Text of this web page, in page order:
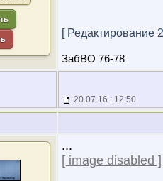
[ Редактирование
ЗабВО 76-78
20.07.16 : 12:50
...
[ image disabled ]